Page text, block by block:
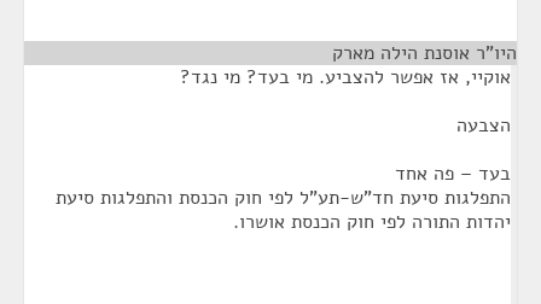
היו"ר אוסנת הילה מארק
אוקיי, אז אפשר להצביע. מי בעד? מי נגד?
הצבעה
בעד – פה אחד
התפלגות סיעת חד"ש-תע"ל לפי חוק הכנסת והתפלגות סיעת
יהדות התורה לפי חוק הכנסת אושרו.